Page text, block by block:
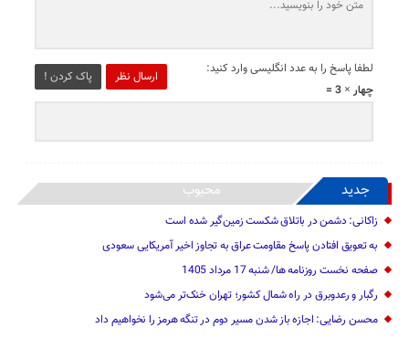
ارسال نظر پاک کردن !
لطفا پاسخ را به عدد انگلیسی وارد کنید:
چهار × 3 =
جدید محبوب
زاکانی: دشمن در باتلاق شکست زمین‌گیر شده است
به تعویق افتادن پاسخ مقاومت عراق به تجاوز اخیر آمریکایی سعودی
صفحه نخست روزنامه ها/ شنبه 17 مرداد 1405
رگبار و رعدوبرق در راه شمال کشور؛ تهران خنک‌تر می‌شود
محسن رضایی: اجازه باز شدن مسیر دوم در تنگه هرمز را نخواهیم داد